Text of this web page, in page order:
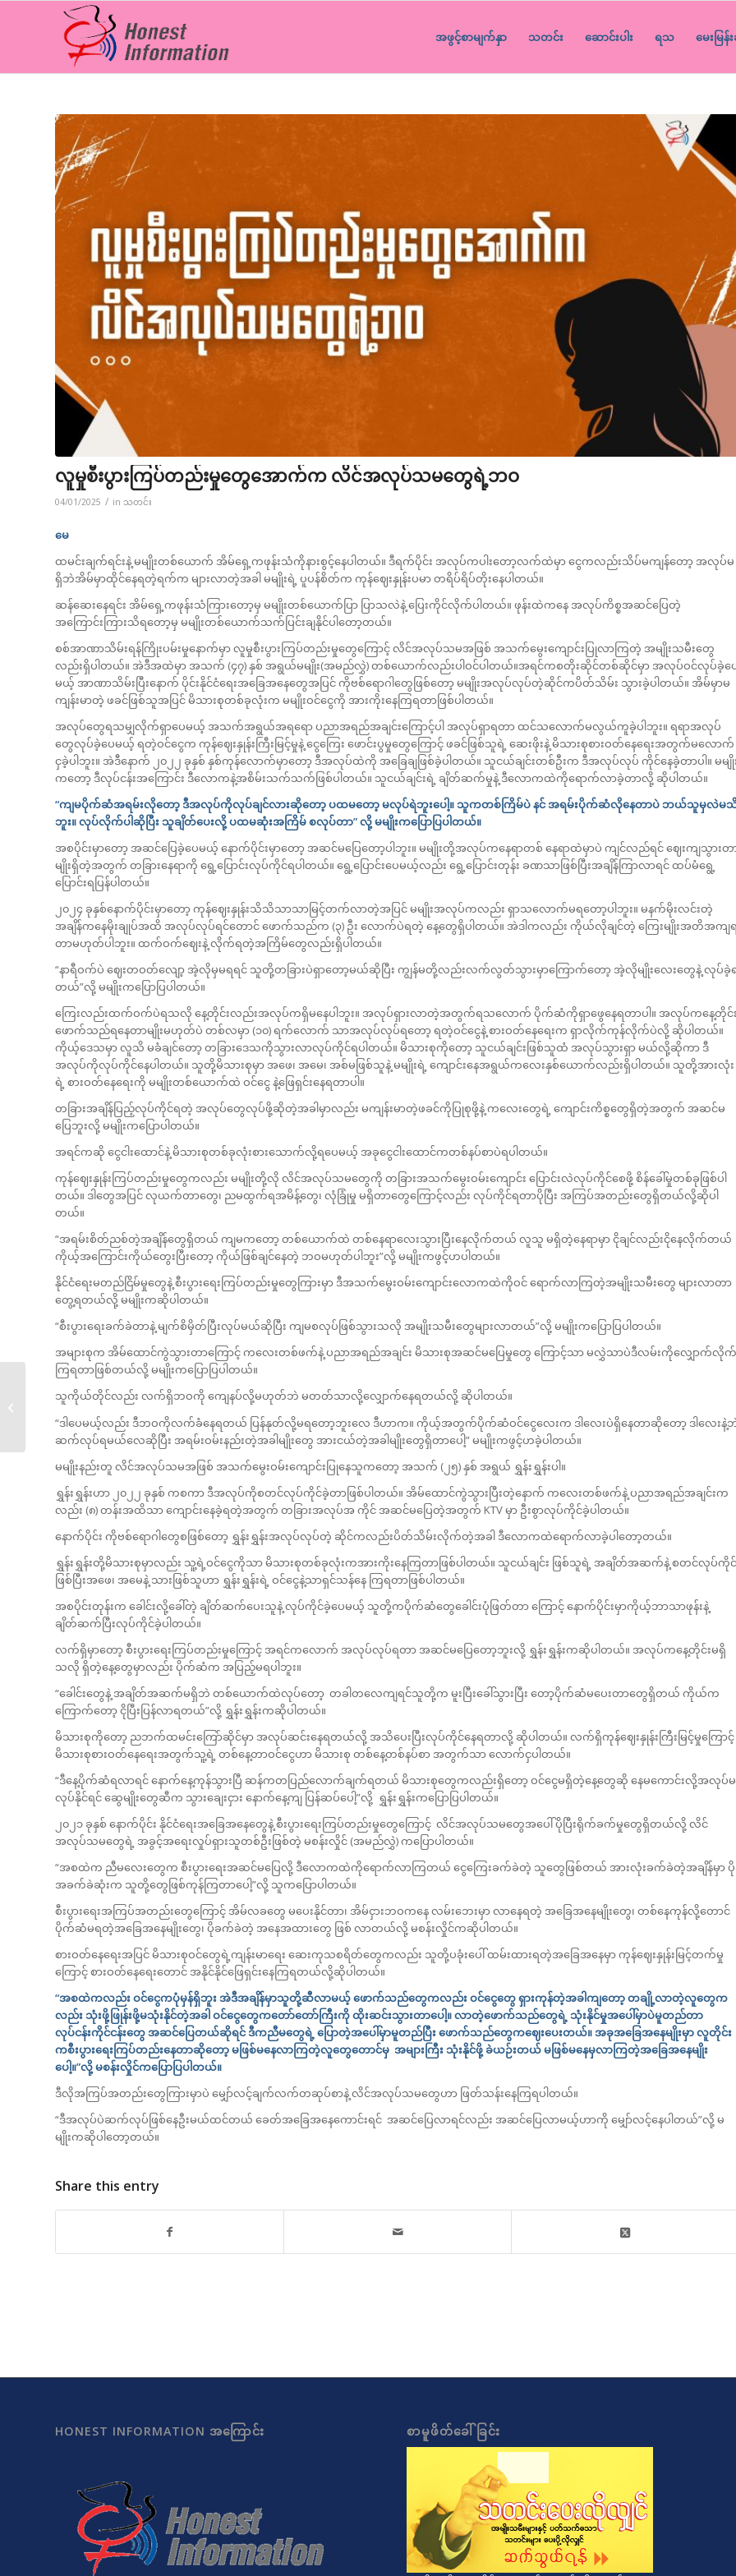
အဖွင့်စာမျက်နှာ သတင်း ဆောင်းပါး ရသ မေးမြန်
လူမှုစီးပွားကြပ်တည်းမှုတွေအောက်က လိင်အလုပ်သမတွေရဲ့ဘဝ
04/01/2025 / in သတင်း
မေ
ထမင်းချက်ရင်းနဲ့ မမျိုးတစ်ယောက် အိမ်ရှေ့ကဖုန်းသံကိုနားစွင့်နေပါတယ်။ ဒီရက်ပိုင်း အလုပ်ကပါးတော့လက်ထဲမှာ ငွေကလည်းသိပ်မကျန်တော့ အလုပ်မ
ရှိဘဲအိမ်မှာထိုင်နေရတဲ့ရက်က များလာတဲ့အခါ မမျိုးရဲ့ ပူပန်စိတ်က ကုန်ဈေးနှုန်းပမာ တရိပ်ရိပ်တိုးနေပါတယ်။
ဆန်ဆေးနေရင်း အိမ်ရှေ့ကဖုန်းသံကြားတော့မှ မမျိုးတစ်‌ယောက်ပြာ ပြာသလဲနဲ့ ပြေးကိုင်လိုက်ပါတယ်။ ဖုန်းထဲကနေ အလုပ်ကိစ္စအဆင်ပြေတဲ့
အကြောင်းကြားသိရတော့မှ မမျိုးတစ်ယောက်သက်ပြင်းချနိုင်ပါတော့တယ်။
စစ်အာဏာသိမ်းရန်ကြိုးပမ်းမှုနောက်မှာ လူမှုစီးပွားကြပ်တည်းမှုတွေကြောင့် လိင်အလုပ်သမအဖြစ် အသက်မွေးကျောင်းပြုလာကြတဲ့ အမျိုးသမီးတွေ
လည်းရှိပါတယ်။ အဲဒီအထဲမှာ အသက် (၄၇) နှစ် အရွယ်မမျိုး(အမည်လွှဲ) တစ်ယောက်လည်းပါဝင်ပါတယ်။အရင်ကစတိုးဆိုင်တစ်ဆိုင်မှာ အလုပ်ဝင်လုပ်ခဲ့ပ
မယ့် အာဏာသိမ်းပြီးနောက် ပိုင်းနိုင်ငံရေးအခြေအနေတွေအပြင် ကိုဗစ်ရောဂါတွေဖြစ်တော့ မမျိုးအလုပ်လုပ်တဲ့ဆိုင်ကပိတ်သိမ်း သွားခဲ့ပါတယ်။ အိမ်မှာမ
ကျန်းမာတဲ့ ဖခင်ဖြစ်သူအပြင် မိသားစုတစ်ခုလုံးက မမျိုးဝင်ငွေကို အားကိုးနေကြရတာဖြစ်ပါတယ်။
အလုပ်တွေရသမျှလိုက်ရှာပေမယ့် အသက်အရွယ်အရရော ပညာအရည်အချင်းကြောင့်ပါ အလုပ်ရှာရတာ ထင်သ‌လောက်မလွယ်ကူခဲ့ပါဘူး။ ရရာအလုပ်
တွေလုပ်ခဲ့ပေမယ့် ရတဲ့ဝင်ငွေက ကုန်ဈေးနှုန်းကြီးမြင့်မှုနဲ့ ငွေကြေး ဖောင်းပွမှုတွေကြောင့် ဖခင်ဖြစ်သူရဲ့ ဆေးဖိုးနဲ့ မိသားစုစားဝတ်နေရေးအတွက်မလောက်
ငှခဲ့ပါဘူး။ အဲဒီနောက် ၂၀၂၂ ခုနှစ် နှစ်ကုန်လောက်မှာတော့ ဒီအလုပ်ထဲကို အခြေချဖြစ်ခဲ့ပါတယ်။ သူငယ်ချင်းတစ်ဦးက ဒီအလုပ်လုပ် ကိုင်နေခဲ့တာပါ။ မမျို
ကတော့ ဒီလုပ်ငန်းအကြောင်း ဒီလောကနဲ့အစိမ်းသက်သက်ဖြစ်ပါတယ်။ သူငယ်ချင်းရဲ့ ချိတ်ဆက်မှုနဲ့ ဒီလောကထဲကိုရောက်လာခဲ့တာလို့ ဆိုပါတယ်။
“ကျမပိုက်ဆံအရမ်းလိုတော့ ဒီအလုပ်ကိုလုပ်ချင်လားဆို‌တော့ ပထမတော့ မလုပ်ရဲဘူးပေါ့။ သူကတစ်ကြိမ်ပဲ နင် အရမ်းပိုက်ဆံလိုနေတာပဲ ဘယ်သူမှလဲမ
ဘူး။ လုပ်လိုက်ပါဆိုပြီး သူချိတ်ပေးလို့ ပထမဆုံးအကြိမ် စလုပ်တာ” လို့ မမျိုးကပြောပြပါတယ်။
အစပိုင်းမှာတော့ အဆင်ပြေခဲ့ပေမယ့် နောက်ပိုင်းမှာတော့ အဆင်မပြေတော့ပါဘူး။ မမျိုးတို့အလုပ်ကနေရာတစ် နေရာထဲမှာပဲ ကျင်လည်ရင် ဈေးကျသွားတ
မျိုးရှိတဲ့အတွက် တခြားနေရာကို ‌ရွေ့ပြောင်းလုပ်ကိုင်ရပါတယ်။ ရွေ့ပြောင်းပေမယ့်လည်း ရွေ့ပြောင်းတုန်း ခဏသာဖြစ်ပြီးအချိန်ကြာလာရင် ထပ်မံရွေ့
ပြောင်းရပြန်ပါတယ်။
၂၀၂၄ ခုနှစ်နောက်ပိုင်းမှာတော့ ကုန်ဈေးနှုန်းသိသိသာသာမြင့်တက်လာတဲ့အပြင် မမျိုးအလုပ်ကလည်း ရှာသလောက်မရတော့ပါဘူး။ မနက်မိုးလင်းတဲ့
အချိန်ကနေမိုးချုပ်အထိ အလုပ်လုပ်ရင်တောင် ဖောက်သည်က (၃) ဦး လောက်ပဲရတဲ့ နေ့တွေရှိပါတယ်။ အဲဒါကလည်း ကိုယ်လိုချင်တဲ့ ကြေးမျိုးအတိအကျ
တာမဟုတ်ပါဘူး။ ထက်ဝက်ဈေးနဲ့ လိုက်ရတဲ့အကြိမ်တွေလည်းရှိပါတယ်။
“နာရီဝက်ပဲ ‌ဈေးတဝတ်လျော့ အဲ့လိုမှမရရင် သူတို့တခြားပဲရှာတော့မယ်ဆိုပြီး ကျွန်မတို့လည်းလက်လွတ်သွားမှာကြောက်တော့ အဲ့လိုမျိုးလေးတွေနဲ့ လုပ်ခဲ့
တယ်”လို့ မမျိုးကပြောပြပါတယ်။
ကြေးလည်းထက်ဝက်ပဲရသလို နေ့တိုင်းလည်းအလုပ်ကရှိမနေပါဘူး။ အလုပ်ရှားလာတဲ့အတွက်ရသလောက် ပိုက်ဆံကိုရှာဖွေနေရတာပါ။ အလုပ်ကနေ့တိုင်
ဖောက်သည်ရနေတာမျိုးမဟုတ်ပဲ တစ်လမှာ (၁၀) ရက်လောက် သာအလုပ်လုပ်ရတော့ ရတဲ့ဝင်ငွေနဲ့ စားဝတ်နေရေးက ရှာလိုက်ကုန်လိုက်ပဲလို့ ဆိုပါတယ်။
ကိုယ့်ဒေသမှာ လူသိ မခံချင်တော့ တခြားဒေသကိုသွားလာလုပ်ကိုင်ရပါတယ်။ မိသားစုကိုတော့ သူငယ်ချင်းဖြစ်သူထံ အလုပ်သွားရှာ မယ်လို့ဆိုကာ ဒီ
အလုပ်ကိုလုပ်ကိုင်နေပါတယ်။ သူတို့မိသားစုမှာ အဖေ၊ အမေ၊ အစ်မဖြစ်သူနဲ့ မမျိုးရဲ့ ကျောင်းနေအရွယ်ကလေးနှစ်ယောက်လည်းရှိပါတယ်။ သူတို့အားလုံး
ရဲ့ စားဝတ်နေ‌ရေးကို မမျိုးတစ်ယောက်ထဲ ဝင်ငွေ နဲ့ဖြေရှင်းနေရတာပါ။
တခြားအချိန်ပြည့်လုပ်ကိုင်ရတဲ့ အလုပ်တွေလုပ်ဖို့ဆိုတဲ့အခါမှာလည်း မကျန်းမာတဲ့ဖခင်ကိုပြုစုဖို့နဲ့ ကလေးတွေရဲ့ ကျောင်းကိစ္စတွေရှိတဲ့အတွက် အဆင်မ
ပြေဘူးလို့ မမျိုးကပြောပါတယ်။
အရင်ကဆို ငွေငါးထောင်နဲ့ မိသားစုတစ်ခုလုံးစားသောက်လို့ရပေမယ့် အခုငွေငါးထောင်ကတစ်နပ်စာပဲရပါတယ်။
ကုန်ဈေးနှုန်းကြပ်တည်းမှုတွေကလည်း မမျိုးတို့လို လိင်အလုပ်သမတွေကို တခြားအသက်မွေးဝမ်းကျောင်း ပြောင်းလဲလုပ်ကိုင်စေဖို့ စိန်ခေါ်မှုတစ်ခုဖြစ်ပါ
တယ်။ ဒါတွေအပြင် လုယက်တာတွေ၊ ညမထွက်ရအမိန့်တွေ၊ လုံခြုံမှု မရှိတာတွေကြောင့်လည်း လုပ်ကိုင်ရတာပိုပြီး အကြပ်အတည်းတွေရှိတယ်လို့ဆိုပါ
တယ်။
“အရမ်းစိတ်ညစ်တဲ့အချိန်တွေရှိတယ် ကျမကတော့ တစ်ယောက်ထဲ တစ်နေရာလေးသွားပြီးနေလိုက်တယ် လူသူ မရှိတဲ့နေရာမှာ ငိုချင်လည်းငိုနေလိုက်တယ်
ကိုယ့်အကြောင်းကိုယ်တွေးပြီးတော့ ကိုယ်ဖြစ်ချင်နေတဲ့ ဘဝမဟုတ်ပါဘူး”လို့ မမျိုးကဖွင့်ဟပါတယ်။
နိုင်ငံရေးမတည်ငြိမ်မှုတွေနဲ့ စီးပွားရေးကြပ်တည်းမှုတွေကြားမှာ ဒီအသက်မွေးဝမ်းကျောင်းလောကထဲကိုဝင် ရောက်လာကြတဲ့အမျိုးသမီးတွေ များလာတာ
တွေ့ရတယ်လို့ မမျိုးကဆိုပါတယ်။
“စီးပွားရေးခက်ခဲတာနဲ့ မျက်စိမှိတ်ပြီးလုပ်မယ်ဆိုပြီး ကျမစလုပ်ဖြစ်သွားသလို အမျိုးသမီးတွေများလာတယ်”လို့ မမျိုးကပြောပြပါတယ်။
အများစုက အိမ်ထောင်ကွဲသွားတာကြောင့် ကလေးတစ်ဖက်နဲ့ ပညာအရည်အချင်း မိသားစုအဆင်မပြေမှုတွေ ကြောင့်သာ မလွှဲသာပဲဒီလမ်းကိုလျှောက်လိုက်
ကြရတာဖြစ်တယ်လို့ မမျိုးကပြောပြပါတယ်။
သူကိုယ်တိုင်လည်း လက်ရှိဘဝကို ကျေနပ်လို့မဟုတ်ဘဲ မတတ်သာလို့လျှောက်နေရတယ်လို့ ဆိုပါတယ်။
“ဒါပေမယ့်လည်း ဒီဘဝကိုလက်ခံနေရတယ် ပြန်နုတ်လို့မရတော့ဘူးလေ ဒီဟာက။ ကိုယ့်အတွက်ပိုက်ဆံဝင်ငွေလေးက ဒါလေးပဲရှိနေတာဆိုတော့ ဒါလေးနဲ့
ဆက်လုပ်ရမယ်လေဆိုပြီး အရမ်းဝမ်းနည်းတဲ့အခါမျိုးတွေ အားငယ်တဲ့အခါမျိုးတွေရှိတာပေါ့” မမျိုးကဖွင့်ဟခဲ့ပါတယ်။
မမျိုးနည်းတူ လိင်အလုပ်သမအဖြစ် အသက်မွေးဝမ်းကျောင်းပြုနေသူကတော့ အသက် (၂၅) နှစ် အရွယ် ရွှန်းရွှန်းပါ။
ရွှန်းရွှန်းဟာ ၂၀၂၂ ခုနှစ် ကစကာ ဒီအလုပ်ကိုစတင်လုပ်ကိုင်ခဲ့တာဖြစ်ပါတယ်။ အိမ်ထောင်ကွဲသွားပြီးတဲ့နောက် ကလေးတစ်ဖက်နဲ့ ပညာအရည်အချင်းက
လည်း (၈) တန်းအထိသာ ကျောင်းနေခဲ့ရတဲ့အတွက် တခြားအလုပ်အ ကိုင် အဆင်မပြေတဲ့အတွက် KTV မှာ ဦးစွာလုပ်ကိုင်ခဲ့ပါတယ်။
နောက်ပိုင်း ကိုဗစ်ရောဂါတွေစဖြစ်‌တော့ ရွှန်းရွှန်းအလုပ်လုပ်တဲ့ ဆိုင်ကလည်းပိတ်သိမ်းလိုက်တဲ့အခါ ဒီလောကထဲရောက်လာခဲ့ပါတော့တယ်။
ရွှန်းရွှန်းတို့မိသားစုမှာလည်း သူ့ရဲ့ဝင်ငွေကိုသာ မိသားစုတစ်ခုလုံးကအားကိုးနေကြတာဖြစ်ပါတယ်။ သူငယ်ချင်း ဖြစ်သူရဲ့ အချိတ်အဆက်နဲ့ စတင်လုပ်ကိုင်
ဖြစ်ပြီးအဖေ၊ အမေနဲ့ သားဖြစ်သူဟာ ရွှန်းရွှန်းရဲ့ ဝင်ငွေနဲ့သာရှင်သန်နေ ကြရတာဖြစ်ပါတယ်။
အစပိုင်းတုန်းက ခေါင်းလို့ခေါ်တဲ့ ချိတ်ဆက်ပေးသူနဲ့ လုပ်ကိုင်ခဲ့ပေမယ့် သူတို့ကပိုက်ဆံတွေခေါင်းပုံဖြတ်တာ ကြောင့် နောက်ပိုင်းမှာကိုယ့်ဘာသာဖုန်းနဲ့
ချိတ်ဆက်ပြီးလုပ်ကိုင်ခဲ့ပါတယ်။
လက်ရှိမှာတော့ စီးပွားရေးကြပ်တည်းမှုကြောင့် အရင်ကလောက် အလုပ်လုပ်ရတာ အဆင်မပြေတော့ဘူးလို့ ရွှန်းရွှန်းကဆိုပါတယ်။ အလုပ်ကနေ့တိုင်းမရှိ
သလို ရှိတဲ့နေ့တွေမှာလည်း ပိုက်ဆံက အပြည့်မရပါဘူး။
“ခေါင်းတွေနဲ့ အချိတ်အဆက်မရှိဘဲ တစ်ယောက်ထဲလုပ်တော့ တခါတလေကျရင်သူတို့က မူးပြီးခေါ်သွားပြီး တော့ပိုက်ဆံမ‌ပေးတာတွေရှိတယ် ကိုယ်က
ကြောက်တော့ ငိုပြီးပြန်လာရတယ်”လို့ ရွှန်းရွှန်းကဆိုပါတယ်။
မိသားစုကိုတော့ ညဘက်ထမင်းကြော်ဆိုင်မှာ အလုပ်ဆင်းနေရတယ်လို့ အသိပေးပြီးလုပ်ကိုင်နေရတာလို့ ဆိုပါတယ်။ လက်ရှိကုန်ဈေးနှုန်းကြီးမြင့်မှုကြောင့်
မိသားစုစားဝတ်နေရေးအတွက်သူ့ရဲ့ တစ်နေ့တာဝင်ငွေဟာ မိသားစု တစ်နေ့တစ်နပ်စာ အတွက်သာ လောက်ငှပါတယ်။
“ဒီနေ့ပိုက်ဆံရလာရင် နောက်နေ့ကုန်သွားပြီ ဆန်ကတပြည်လောက်ချက်ရတယ် မိသားစုတွေကလည်းရှိတော့ ဝင်ငွေမရှိတဲ့နေ့တွေဆို နေမကောင်းလို့အလုပ်မ
လုပ်နိုင်ရင် ဆွေမျိုးတွေဆီက သွားချေးငှား နောက်‌နေ့ကျ ပြန်ဆပ်ပေါ့”လို့ ရွှန်းရွှန်းကပြောပြပါတယ်။
၂၀၂၁ ခုနှစ် နောက်ပိုင်း နိုင်ငံရေးအခြေအနေတွေနဲ့ စီးပွားရေးကြပ်တည်းမှုတွေကြောင့် လိင်အလုပ်သမတွေအပေါ် ပိုပြီးရိုက်ခက်မှုတွေရှိတယ်လို့ လိင်
အလုပ်သမတွေရဲ့ အခွင့်အရေးလှုပ်ရှားသူတစ်ဦးဖြစ်တဲ့ မစန်းလှိုင် (အမည်လွှဲ) ကပြောပါတယ်။
“အစထဲက ညီမလေးတွေက စီးပွားရေးအဆင်မပြေလို့ ဒီလောကထဲကိုရောက်လာကြတယ် ငွေကြေးခက်ခဲတဲ့ သူတွေဖြစ်တယ် အားလုံးခက်ခဲတဲ့အချိန်မှာ ပို
အခက်ခဲဆုံးက သူတို့တွေဖြစ်ကုန်ကြတာပေါ့”လို့ သူကပြောပါတယ်။
စီးပွားရေးအကြပ်အတည်းတွေကြောင့် အိမ်လခတွေ မပေးနိုင်တာ၊ အိမ်ငှားဘဝကနေ လမ်း‌ဘေးမှာ လာနေရတဲ့ အခြေအနေမျိုးတွေ၊ တစ်နေကုန်လို့တောင်
ပိုက်ဆံမရတဲ့အခြေအနေမျိုးတွေ၊ ပိုခက်ခဲတဲ့ အနေအထားတွေ ဖြစ် လာတယ်လို့ မစန်းလှိုင်ကဆိုပါတယ်။
စားဝတ်နေရေးအပြင် မိသားစုဝင်တွေရဲ့ကျန်းမာရေး ဆေးကုသစရိတ်တွေကလည်း သူတို့ပခုံးပေါ် ထမ်းထားရတဲ့အခြေအနေမှာ ကုန်ဈေးနှုန်းမြင့်တက်မှု
ကြောင့် စားဝတ်နေရေးတောင် အနိုင်နိုင်ဖြေရှင်းနေကြရတယ်လို့ဆိုပါတယ်။
“အစထဲကလည်း ဝင်ငွေကပုံမှန်ရှိဘူး အဲဒီအချိန်မှာသူတို့ဆီလာမယ့် ဖောက်သည်တွေကလည်း ဝင်ငွေတွေ ရှားကုန်တဲ့အခါကျတော့ တချို့လာတဲ့လူတွေက
လည်း သုံးဖို့ဖြုန်းဖို့မသုံးနိုင်တဲ့အခါ ဝင်ငွေတွေကတော်တော်ကြီးကို ထိုးဆင်းသွားတာပေါ့။ လာတဲ့ဖောက်သည်တွေရဲ့ သုံးနိုင်မှုအပေါ်မှာပဲမူတည်တာ
လုပ်ငန်းကိုင်ငန်းတွေ အဆင်ပြေတယ်ဆိုရင် ဒီကညီမတွေရဲ့ ပြောတဲ့အပေါ်မှာမူတည်ပြီး ဖောက်သည်တွေကဈေးပေးတယ်။ အခုအခြေအနေမျိုးမှာ လူတိုင်း
ကစီးပွားရေးကြပ်တည်းနေတာဆိုတော့ မဖြစ်မနေလာကြတဲ့လူတွေတောင်မှ အများကြီး သုံးနိုင်ဖို့ ခဲယဉ်းတယ် မဖြစ်မနေမှလာကြတဲ့အခြေအနေမျိုး
ပေါ့။”လို့ မစန်းလှိုင်ကပြောပြပါတယ်။
ဒီလိုအကြပ်အတည်းတွေကြားမှာပဲ မျှော်လင့်ချက်လက်တဆုပ်စာနဲ့ လိင်အလုပ်သမတွေဟာ ဖြတ်သန်းနေကြရပါတယ်။
“ဒီအလုပ်ပဲဆက်လုပ်ဖြစ်နေဦးမယ်ထင်တယ် ခေတ်အခြေအနေကောင်းရင် အဆင်ပြေလာရင်လည်း အဆင်ပြေလာမယ့်ဟာကို မျှော်လင့်နေပါတယ်”လို့ မ
မျိုးကဆိုပါတော့တယ်။
Share this entry
HONEST INFORMATION အကြောင်း စာမူဖိတ်ခေါ်ခြင်း
အီးကျူအကြောင်း တစေ့
တစောင်�...